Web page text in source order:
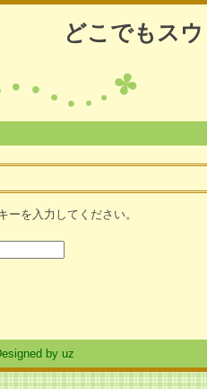
どこでもス
ーを入力してください。
by uz